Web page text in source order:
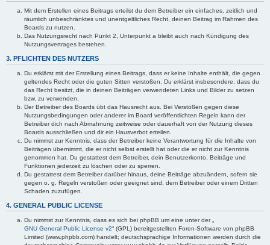
Mit dem Erstellen eines Beitrags erteilst du dem Betreiber ein einfaches, zeitlich und
räumlich unbeschränktes und unentgeltliches Recht, deinen Beitrag im Rahmen des
Boards zu nutzen.
Das Nutzungsrecht nach Punkt 2, Unterpunkt a bleibt auch nach Kündigung des
Nutzungsvertrages bestehen.
3. PFLICHTEN DES NUTZERS
Du erklärst mit der Erstellung eines Beitrags, dass er keine Inhalte enthält, die gegen
geltendes Recht oder die guten Sitten verstoßen. Du erklärst insbesondere, dass du
das Recht besitzt, die in deinen Beiträgen verwendeten Links und Bilder zu setzen
bzw. zu verwenden.
Der Betreiber des Boards übt das Hausrecht aus. Bei Verstößen gegen diese
Nutzungsbedingungen oder anderer im Board veröffentlichten Regeln kann der
Betreiber dich nach Abmahnung zeitweise oder dauerhaft von der Nutzung dieses
Boards ausschließen und dir ein Hausverbot erteilen.
Du nimmst zur Kenntnis, dass der Betreiber keine Verantwortung für die Inhalte von
Beiträgen übernimmt, die er nicht selbst erstellt hat oder die er nicht zur Kenntnis
genommen hat. Du gestattest dem Betreiber, dein Benutzerkonto, Beiträge und
Funktionen jederzeit zu löschen oder zu sperren.
Du gestattest dem Betreiber darüber hinaus, deine Beiträge abzuändern, sofern sie
gegen o. g. Regeln verstoßen oder geeignet sind, dem Betreiber oder einem Dritten
Schaden zuzufügen.
4. GENERAL PUBLIC LICENSE
Du nimmst zur Kenntnis, dass es sich bei phpBB um eine unter der „
GNU General Public License v2“ (GPL) bereitgestellten Foren-Software von phpBB
Limited (www.phpbb.com) handelt; deutschsprachige Informationen werden durch die